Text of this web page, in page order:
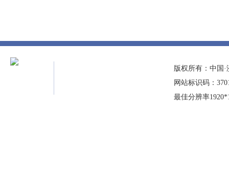
版权所有：中国
网站标识码：
最佳分辨率